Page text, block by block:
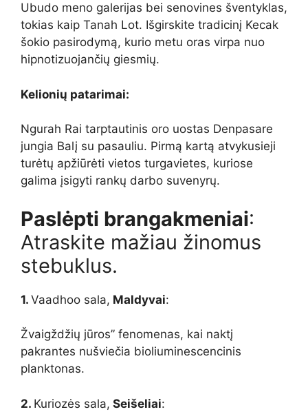
Ubudo meno galerijas bei senovines šventyklas,
tokias kaip Tanah Lot. Išgirskite tradicinį Kecak
šokio pasirodymą, kurio metu oras virpa nuo
hipnotizuojančių giesmių.
Kelionių patarimai:
Ngurah Rai tarptautinis oro uostas Denpasare
jungia Balį su pasauliu. Pirmą kartą atvykusieji
turėtų apžiūrėti vietos turgavietes, kuriose
galima įsigyti rankų darbo suvenyrų.
Paslėpti brangakmeniai:
Atraskite mažiau žinomus
stebuklus.
1. Vaadhoo sala, Maldyvai:
Žvaigždžių jūros” fenomenas, kai naktį
pakrantes nušviečia bioliuminescencinis
planktonas.
2. Kuriozės sala, Seišeliai: